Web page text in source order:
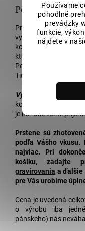
Používame
pohodlné
prevádzky
funkcie,
nájdete v
Podrobný popis
Predstavujeme Vám
vyrábame len pre
kombinácii dvoch
ktoré sa navzájom
Polovica prsteňa má
Tieto štýlové
Výhody:
Vďaka
kombinovať s
je na ruke veľmi
Prstene sú
podľa Vášho vkusu.
najviac. Pri
košíku, zadajte
gravírovania a ďalšie
pre Vás urobíme
Cena je uvedená
o výrobu iba
pánskeho) nás